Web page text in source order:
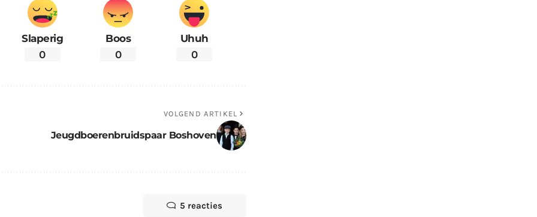
Slaperig
0
Boos
0
Uhuh
0
VOLGEND ARTIKEL
Jeugdboerenbruidspaar Boshoven
5 reacties